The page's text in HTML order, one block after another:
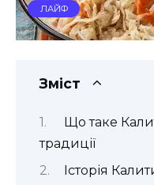
ЛАЙФ
Зміст
Що таке
традиції
Історія